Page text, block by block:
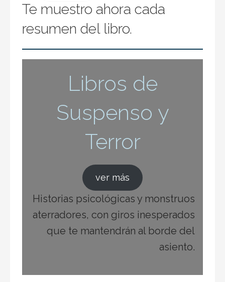
Te muestro ahora cada
resumen del libro.
Libros de
Suspenso y
Terror
ver más
Historias psicológicas y monstruos
aterradores, con giros inesperados
que te mantendrán al borde del
asiento.